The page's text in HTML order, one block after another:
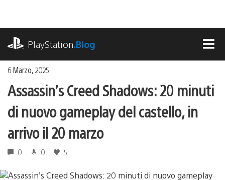
contenuto
PlayStation.Blog
6 Marzo, 2025
Assassin’s Creed Shadows: 20 minuti
di nuovo gameplay del castello, in
arrivo il 20 marzo
0 0 5